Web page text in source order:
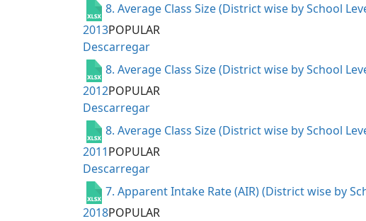
8. Average Class Size (District wise by School
2013POPULAR
Descarregar
8. Average Class Size (District wise by School
2012POPULAR
Descarregar
8. Average Class Size (District wise by School
2011POPULAR
Descarregar
7. Apparent Intake Rate (AIR) (District wise by
2018POPULAR